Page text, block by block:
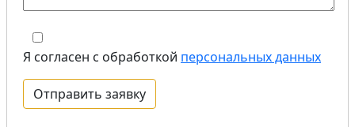
Я согласен с обработкой персональных данных